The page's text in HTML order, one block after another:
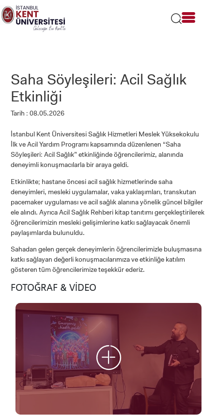
Lütfen
dikkat:
Bu
sistemi
içerir.
ADAY ÖĞRENCİ
Saha Söyleşileri: Acil Sağlık
Etkinliği
Tarih : 08.05.2026
İstanbul Kent Üniversitesi Sağlık Hizmetleri Meslek Yüksekokulu
İlk ve Acil Yardım Programı kapsamında düzenlenen “Saha
Söyleşileri: Acil Sağlık” etkinliğinde öğrencilerimiz, alanında
deneyimli konuşmacılarla bir araya geldi.
Etkinlikte; hastane öncesi acil sağlık hizmetlerinde saha
deneyimleri, mesleki uygulamalar, vaka yaklaşımları, transkutan
pacemaker uygulaması ve acil sağlık alanına yönelik güncel bilgiler
ele alındı. Ayrıca Acil Sağlık Rehberi kitap tanıtımı gerçekleştirilerek
öğrencilerimizin mesleki gelişimlerine katkı sağlayacak önemli
paylaşımlarda bulunuldu.
Sahadan gelen gerçek deneyimlerin öğrencilerimizle buluşmasına
katkı sağlayan değerli konuşmacılarımıza ve etkinliğe katılım
gösteren tüm öğrencilerimize teşekkür ederiz.
FOTOĞRAF & VİDEO